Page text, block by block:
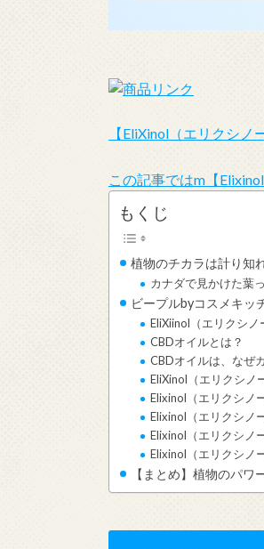
【EliXinol（エリクシ
この記事ではm【
もくじ
植物のチカラは計り知
カナダで見かけた葉
ビープルbyコスメキッ
EliXiinol（エリクシノ
CBDオイルとは？
CBDオイルは、なぜ
EliXinol（エリクシノ
Elixinol（エリクシノ
Elixinol（エリクシノ
Elixinol（エリクシノ
Elixinol（エリクシノ
【まとめ】植物のパワ